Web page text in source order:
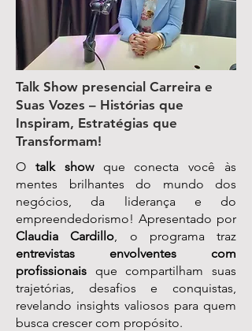
Talk Show presencial Carreira e
Suas Vozes – Histórias que
Inspiram, Estratégias que
Transformam!
O talk showque conecta você às
mentes brilhantes do mundo dos
negócios, da liderança e do
empreendedorismo! Apresentado por
Claudia Cardillo, o programa traz
entrevistas envolventes com
profissionais que compartilham suas
trajetórias, desafios e conquistas,
revelando insights valiosos para quem
busca crescer com propósito.